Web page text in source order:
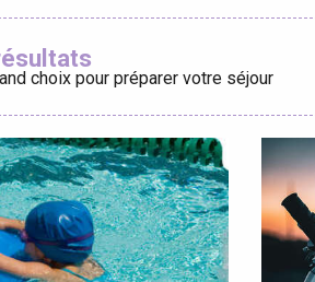
choix pour préparer votre séjour